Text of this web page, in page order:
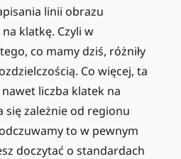
linii obrazu
na klatkę. Czyli w
co mamy dziś, różniły
Co więcej, ta
liczba klatek na
się zależnie od regionu
to w pewnym
doczytać o standardach